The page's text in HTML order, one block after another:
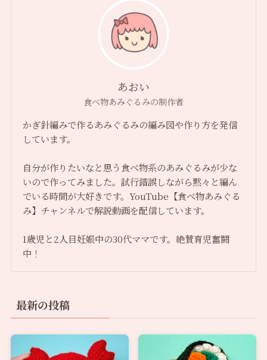
あおい
食べ物あみぐるみの制作者
かぎ針編みで作るあみぐるみの編み図や作り方を発信
しています。
自分が作りたいなと思う食べ物系のあみぐるみが少な
いので作ってみました。試行錯誤しながら黙々と編ん
でいる時間が大好きです。YouTube【食べ物あみぐる
み】チャンネルで解説動画を配信しています。
1歳児と2人目妊娠中の30代ママです。絶賛育児奮闘
中！
最新の投稿